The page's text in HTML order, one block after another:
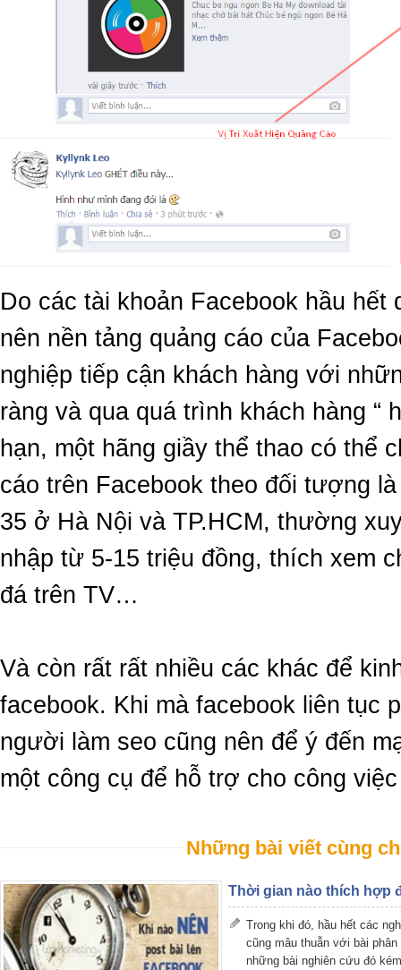
Do các tài khoản Facebook hầu hết
nên nền tảng quảng cáo của
nghiệp tiếp cận khách hàng với
ràng và qua quá trình khách hàng “
hạn, một hãng giầy thể thao có thể
cáo trên Facebook theo đối tượng
35 ở Hà Nội và TP.HCM, thường
nhập từ 5-15 triệu đồng, thích xem
đá trên TV…
Và còn rất rất nhiều các khác để
facebook. Khi mà facebook liên tục
người làm seo cũng nên để ý đến
một công cụ để hỗ trợ cho công
Những bài viết cùng
Thời gian nào thích hợp
Trong khi đó, hầu hết các
cũng mâu thuẫn với bài
những bài nghiên cứu đó